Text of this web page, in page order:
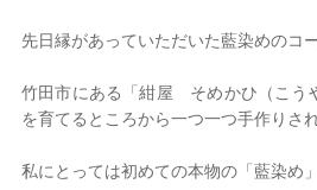
先日縁があっていただいた藍染めのコ
竹田市にある「紺屋 そめかひ（こ
を育てるところから一つ一つ手作りさ
私にとっては初めての本物の「藍染め」